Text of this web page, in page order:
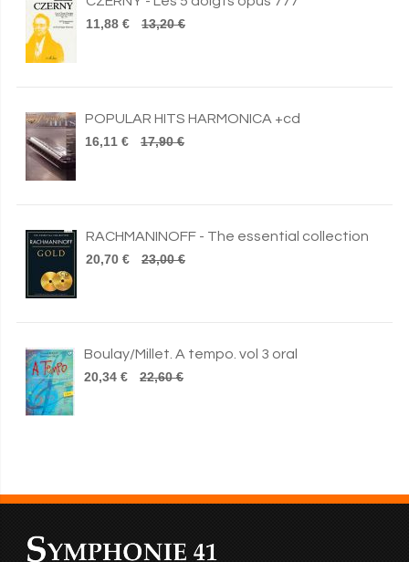
11,88 €
13,20 €
POPULAR HITS HARMONICA +cd
16,11 €
17,90 €
RACHMANINOFF - The essential collection
20,70 €
23,00 €
Boulay/Millet. A tempo. vol 3 oral
20,34 €
22,60 €